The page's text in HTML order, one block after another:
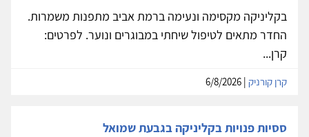
בקליניקה מקסימה ונעימה ברמת אביב מתפנות משמרות.
החדר מתאים לטיפול שיחתי במבוגרים ונוער. לפרטים:
קרן...
קרן קורניק
ססיות פנויות בקליניקה בגבעת שמואל